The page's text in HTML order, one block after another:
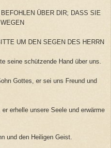
ÜBER DIR; DASS SIE
UM DEN SEGEN DES HERRN
seine schützende Hand über uns.
Gottes, er sei uns Freund und
erhelle unsere Seele und erwärme
und den Heiligen Geist.